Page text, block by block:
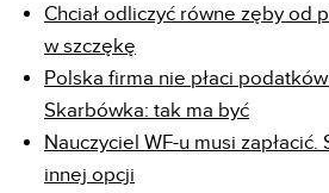
Chciał odliczyć równe zęby od
w szczękę
Polska firma nie płaci
Skarbówka: tak ma być
Nauczyciel WF-u musi
innej opcji